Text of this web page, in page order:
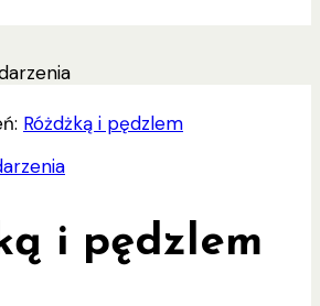
Różdżką i pędzlem
i pędzlem